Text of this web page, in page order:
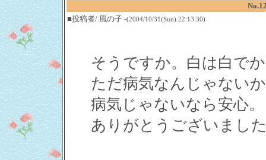
■投稿者/ 風の子 -(2004/10/31(Sun) 22:13:30)
そうですか。白は白で
ただ病気なんじゃない
病気じゃないなら安心
ありがとうございまし